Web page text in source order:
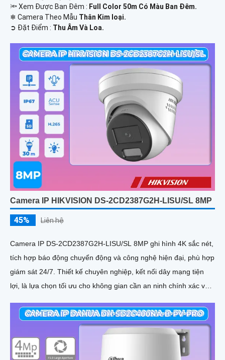
🔦 Xem Được Ban Đêm : Full Color 50m Có Màu Ban Ðêm.
❄ Camera Theo Mẫu Thân Kim loại.
️➲ Đặt Điểm : Thu Âm Và Loa.
Camera IP HIKVISION DS-2CD2387G2H-LISU/SL 8MP
45% Liên hệ
Camera IP DS-2CD2387G2H-LISU/SL 8MP ghi hình 4K sắc nét,
tích hợp báo động chuyển động và công nghệ hiện đại, phù hợp
giám sát 24/7. Thiết kế chuyên nghiệp, kết nối dây mạng tiện
lợi, là lựa chọn tối ưu cho không gian cần an ninh chính xác và